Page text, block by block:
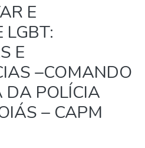
E
LGBT:
E
–COMANDO
POLÍCIA
– CAPM